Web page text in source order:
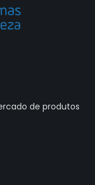
de produtos